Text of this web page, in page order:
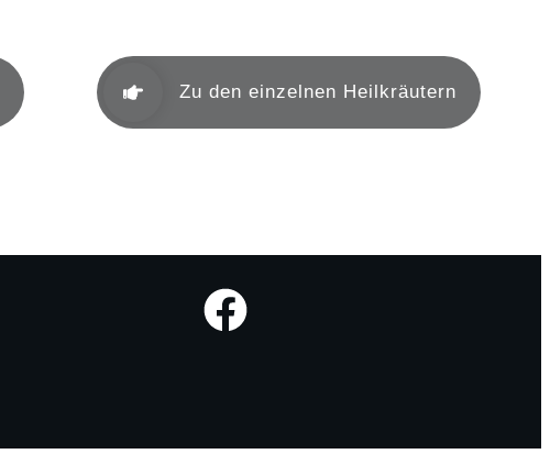
Zu den einzelnen Heilkräutern